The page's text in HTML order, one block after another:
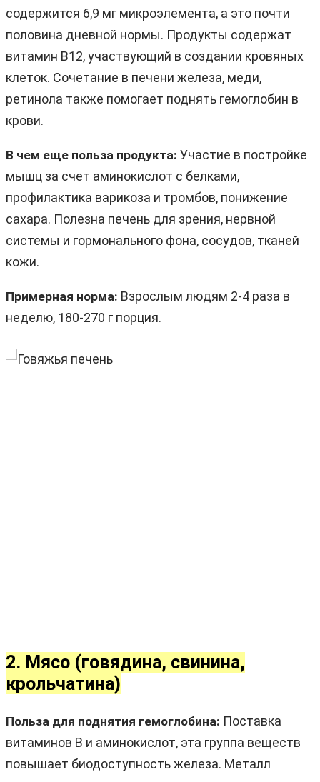
содержится 6,9 мг микроэлемента, а это почти
половина дневной нормы. Продукты содержат
витамин B12, участвующий в создании кровяных
клеток. Сочетание в печени железа, меди,
ретинола также помогает поднять гемоглобин в
крови.
В чем еще польза продукта: Участие в постройке
мышц за счет аминокислот с белками,
профилактика варикоза и тромбов, понижение
сахара. Полезна печень для зрения, нервной
системы и гормонального фона, сосудов, тканей
кожи.
Примерная норма: Взрослым людям 2-4 раза в
неделю, 180-270 г порция.
2. Мясо (говядина, свинина,
крольчатина)
Польза для поднятия гемоглобина: Поставка
витаминов B и аминокислот, эта группа веществ
повышает биодоступность железа. Металл